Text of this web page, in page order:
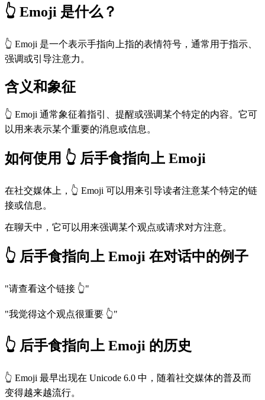
👆 Emoji 是什么？
👆 Emoji 是一个表示手指向上指的表情符号，通常用于指示、
强调或引导注意力。
含义和象征
👆 Emoji 通常象征着指引、提醒或强调某个特定的内容。它可
以用来表示某个重要的消息或信息。
如何使用 👆 后手食指向上 Emoji
在社交媒体上，👆 Emoji 可以用来引导读者注意某个特定的链
接或信息。
在聊天中，它可以用来强调某个观点或请求对方注意。
👆 后手食指向上 Emoji 在对话中的例子
"请查看这个链接 👆"
"我觉得这个观点很重要 👆"
👆 后手食指向上 Emoji 的历史
👆 Emoji 最早出现在 Unicode 6.0 中，随着社交媒体的普及而
变得越来越流行。